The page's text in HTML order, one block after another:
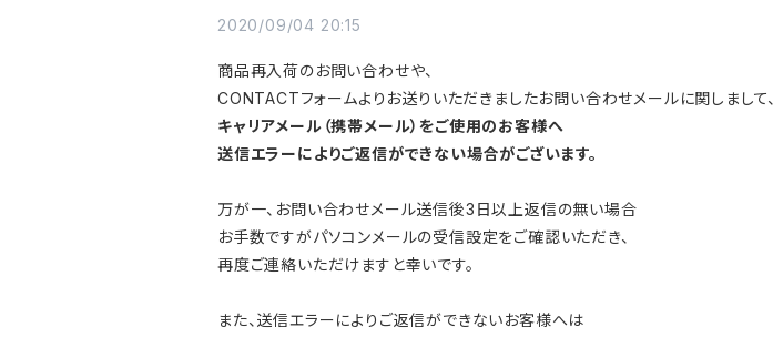
2020/09/04 20:15
商品再入荷のお問い合わせや、
CONTACTフォームよりお送りいただきましたお問い合わせメールに関しまして、
キャリアメール（携帯メール）をご使用のお客様へ
送信エラーによりご返信ができない場合がございます。
万が一、お問い合わせメール送信後3日以上返信の無い場合
お手数ですがパソコンメールの受信設定をご確認いただき、
再度ご連絡いただけますと幸いです。
また、送信エラーによりご返信ができないお客様へは